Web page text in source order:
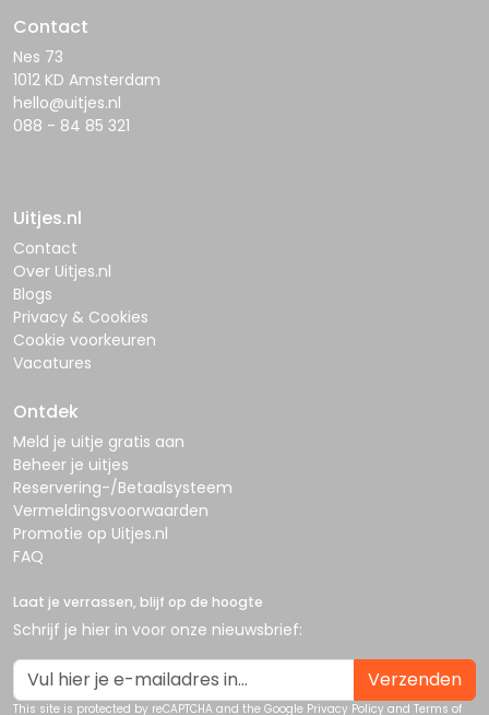
Contact
Nes 73
1012 KD Amsterdam
hello@uitjes.nl
088 - 84 85 321
Uitjes.nl
Contact
Over Uitjes.nl
Blogs
Privacy & Cookies
Cookie voorkeuren
Vacatures
Ontdek
Meld je uitje gratis aan
Beheer je uitjes
Reservering-/Betaalsysteem
Vermeldingsvoorwaarden
Promotie op Uitjes.nl
FAQ
Laat je verrassen, blijf op de hoogte
Schrijf je hier in voor onze nieuwsbrief:
Verzenden
This site is protected by reCAPTCHA and the Google Privacy Policy and Terms of